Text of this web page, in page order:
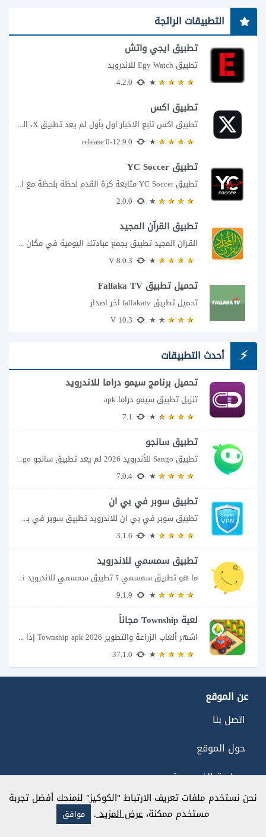
التطبيقات الرائجة
تطبيق ايجي واتش
تطبيق Egy Watch للاندرويد
تطبيق اكس
تطبيق اكس تابع الاخبار اول بأول لم يعد تطبيق X، المعروف سابقا باسم تويتر،...
تطبيق YC Soccer
تطبيق YC Soccer متابعة كرة القدم لحظة بلحظة مع اقتراب مباراة مصر والأرجنتين في...
تطبيق القرآن المجيد
القران المجيد تطبيق يجمع عبادتك اليومية في مكان واحد إذا كنت تبحث عن تطبيق...
تحميل تطبيق Fallaka TV
تحميل تطبيق fallakatv اخر اصدار
أحدث التطبيقات
تحميل برنامج سيمو دراما للاندرويد
تنزيل تطبيق سيمو دراما apk
تطبيق سانجو
تطبيق Sango للأندرويد 2026 لم يعد تطبيق سانجو Sango مجرد مساحة لإرسال الرسائل أو...
تطبيق سوبر في بي ان
تطبيق سوبر في بي ان للاندرويد تطبيق سوبر في بي ان من تطبيقات الشبكات...
تطبيق سمسمي للاندرويد
ما هو تطبيق سمسمي ؟ تطبيق سمسمي للاندرويد SimSimi هو برنامج دردشة افتراضية يسمح...
لعبة Township مجاناً
اشهر ألعاب الزراعة والتطوير Township apk 2026 إذا كنت تحب ألعاب الزراعة وبناء المدن،...
عن الموقع
اتصل بنا
حول الموقع
سياسة الخصوصية
استكشف أقسام الموقع
نحن نستخدم ملفات تعريف الارتباط "الكوكيز" لنمنحك أفضل تجربة
مستخدم ممكنة، عرض المزيد. موافق